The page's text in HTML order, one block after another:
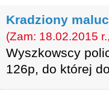
Kradziony
(Zam: 18.02.2015
Wyszkowscy
126p, do której